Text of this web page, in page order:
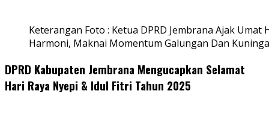
Keterangan Foto : Ketua DPRD Jembrana Ajak
Harmoni, Maknai Momentum Galungan Dan
DPRD Kabupaten Jembrana Mengucapkan Selamat
Hari Raya Nyepi & Idul Fitri Tahun 2025